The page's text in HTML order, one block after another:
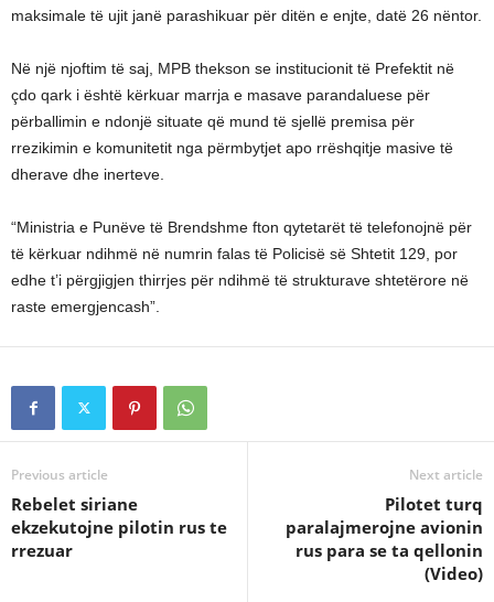
maksimale të ujit janë parashikuar për ditën e enjte, datë 26 nëntor.
Në një njoftim të saj, MPB thekson se institucionit të Prefektit në
çdo qark i është kërkuar marrja e masave parandaluese për
përballimin e ndonjë situate që mund të sjellë premisa për
rrezikimin e komunitetit nga përmbytjet apo rrëshqitje masive të
dherave dhe inerteve.
“Ministria e Punëve të Brendshme fton qytetarët të telefonojnë për
të kërkuar ndihmë në numrin falas të Policisë së Shtetit 129, por
edhe t’i përgjigjen thirrjes për ndihmë të strukturave shtetërore në
raste emergjencash”.
Previous article
Rebelet siriane
ekzekutojne pilotin rus te
rrezuar
Next article
Pilotet turq
paralajmerojne avionin
rus para se ta qellonin
(Video)